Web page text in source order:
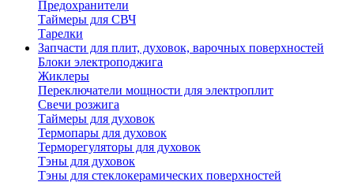
Предохранители
Таймеры для СВЧ
Тарелки
Запчасти для плит, духовок, варочных поверхностей
Блоки электроподжига
Жиклеры
Переключатели мощности для электроплит
Свечи розжига
Таймеры для духовок
Термопары для духовок
Терморегуляторы для духовок
Тэны для духовок
Тэны для стеклокерамических поверхностей